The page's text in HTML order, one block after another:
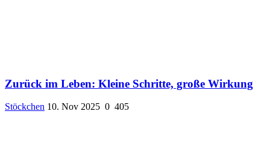
Zurück im Leben: Kleine Schritte, große Wirkung
Stöckchen 10. Nov 2025 0 405